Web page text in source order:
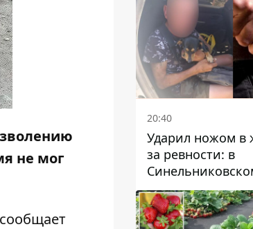
не мог
20:40
Ударил ножом в
за ревности: в
задержали 49-
мужчину за